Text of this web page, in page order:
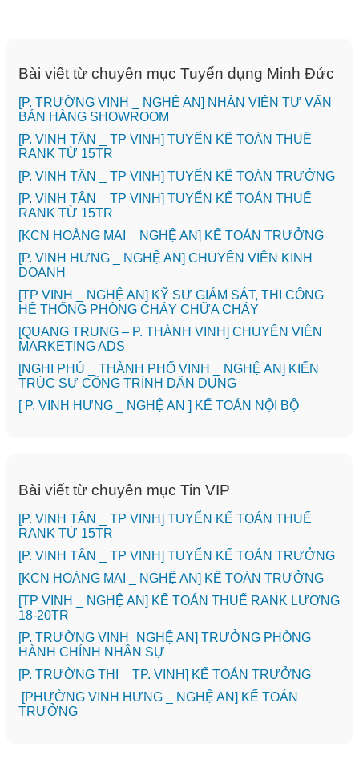
Bài viết từ chuyên mục Tuyển dụng Minh Đức
[P. TRƯỜNG VINH _ NGHỆ AN] NHÂN VIÊN TƯ VẤN
BÁN HÀNG SHOWROOM
[P. VINH TÂN _ TP VINH] TUYỂN KẾ TOÁN THUẾ
RANK TỪ 15TR
[P. VINH TÂN _ TP VINH] TUYỂN KẾ TOÁN TRƯỞNG
[P. VINH TÂN _ TP VINH] TUYỂN KẾ TOÁN THUẾ
RANK TỪ 15TR
️[KCN HOÀNG MAI _ NGHỆ AN] KẾ TOÁN TRƯỞNG
️[P. VINH HƯNG _ NGHỆ AN] CHUYÊN VIÊN KINH
DOANH
[TP VINH _ NGHỆ AN] KỸ SƯ GIÁM SÁT, THI CÔNG
HỆ THỐNG PHÒNG CHÁY CHỮA CHÁY
[QUANG TRUNG – P. THÀNH VINH] CHUYÊN VIÊN
MARKETING ADS
[NGHI PHÚ _ THÀNH PHỐ VINH _ NGHỆ AN] KIẾN
TRÚC SƯ CÔNG TRÌNH DÂN DỤNG
[ P. VINH HƯNG _ NGHỆ AN ] KẾ TOÁN NỘI BỘ
Bài viết từ chuyên mục Tin VIP
[P. VINH TÂN _ TP VINH] TUYỂN KẾ TOÁN THUẾ
RANK TỪ 15TR
[P. VINH TÂN _ TP VINH] TUYỂN KẾ TOÁN TRƯỞNG
️[KCN HOÀNG MAI _ NGHỆ AN] KẾ TOÁN TRƯỞNG
[TP VINH _ NGHỆ AN] KẾ TOÁN THUẾ RANK LƯƠNG
18-20TR
[P. TRƯỜNG VINH_NGHỆ AN] TRƯỞNG PHÒNG
HÀNH CHÍNH NHÂN SỰ
️[P. TRƯỜNG THI _ TP. VINH] KẾ TOÁN TRƯỞNG
[PHƯỜNG VINH HƯNG _ NGHỆ AN] KẾ TOÁN
TRƯỞNG